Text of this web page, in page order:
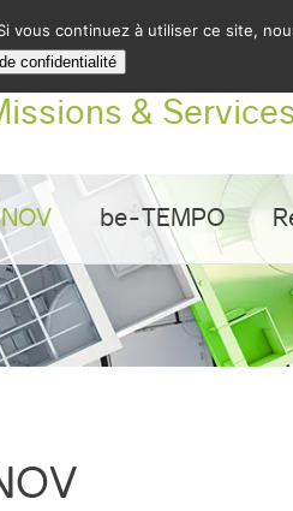
&
be-TEMPO
continuez à utiliser ce site,
confidentialité